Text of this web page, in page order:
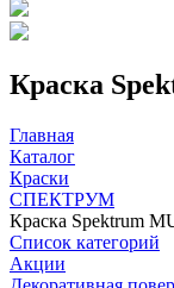
Краска
Главная
Каталог
Краски
СПЕКТРУМ
Краска Spektrum
Список категорий
Акции